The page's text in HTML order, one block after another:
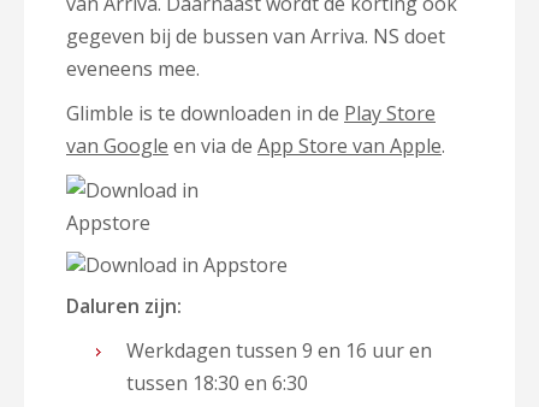
gegeven bij de bussen van Arriva. NS doet
eveneens mee.
Glimble is te downloaden in de Play Store
van Google en via de App Store van Apple.
Daluren zijn:
Werkdagen tussen 9 en 16 uur en
tussen 18:30 en 6:30